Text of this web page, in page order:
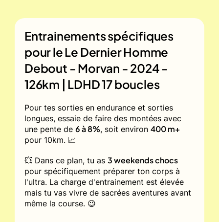
Entrainements spécifiques
pour leLe Dernier Homme
Debout - Morvan - 2024 -
126km | LDHD 17 boucles
Pour tes sorties en endurance et sorties
longues, essaie de faire des montées avec
une pente de 6 à 8%, soit environ 400 m+
pour 10km. 📈
💥 Dans ce plan, tu as 3 weekends chocs
pour spécifiquement préparer ton corps à
l'ultra. La charge d'entrainement est élevée
mais tu vas vivre de sacrées aventures avant
même la course. 😉